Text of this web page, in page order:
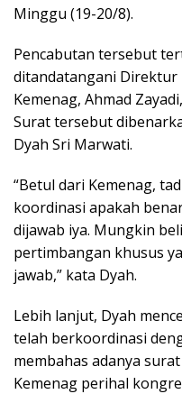
Minggu (19-20/8).
Pencabutan tersebut
ditandatangani Direktur
Kemenag, Ahmad
Surat tersebut
Dyah Sri Marwati.
“Betul dari Kemenag,
koordinasi apakah
dijawab iya. Mungkin
pertimbangan khusus
jawab,” kata Dyah.
Lebih lanjut, Dyah
telah berkoordinasi
membahas adanya
Kemenag perihal